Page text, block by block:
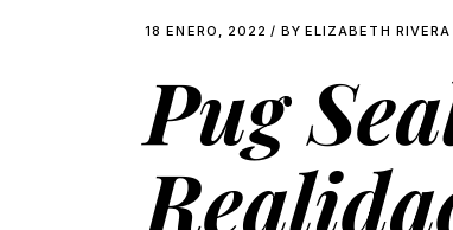
18 ENERO, 2022 BY ELIZABETH RIVERA
Pug